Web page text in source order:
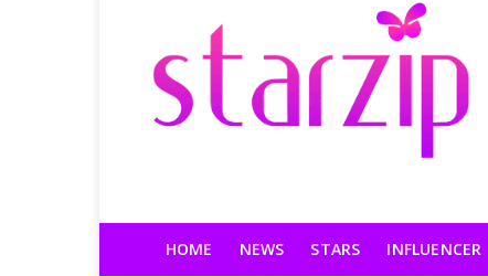
HOME NEWS STARS INFLUENCER